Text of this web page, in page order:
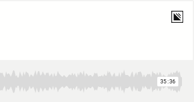
35:36